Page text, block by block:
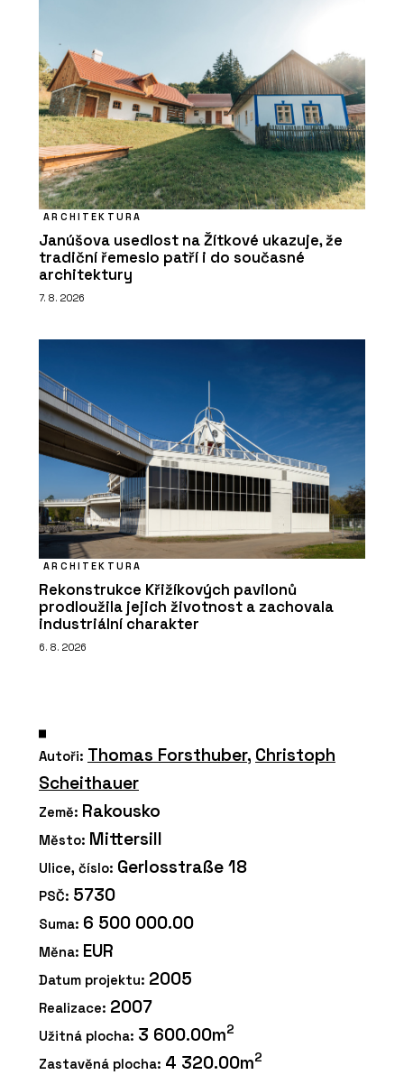
ARCHITEKTURA
Janúšova usedlost na Žítkové ukazuje, že
tradiční řemeslo patří i do současné
architektury
7. 8. 2026
ARCHITEKTURA
Rekonstrukce Křižíkových pavilonů
prodloužila jejich životnost a zachovala
industriální charakter
6. 8. 2026
Autoři: Thomas Forsthuber, Christoph
Scheithauer
Země: Rakousko
Město: Mittersill
Ulice, číslo: Gerlosstraße 18
PSČ: 5730
Suma: 6 500 000.00
Měna: EUR
Datum projektu: 2005
Realizace: 2007
Užitná plocha: 3 600.00m2
Zastavěná plocha: 4 320.00m2